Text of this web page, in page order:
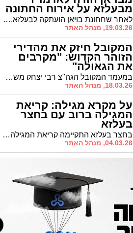
מבעלזא על אירוח החתונה
לאחר שחחונת בויאן הועתקה לבעלזא, עלה האדמו"ר מבויאן למארח, האדמו"ר מבעלזא, והודה על העמדת המתחם לחתונה
19.03.26, מנהל האתר
המקובל חיזק את מהדירי
הזוהר הקדוש: "מקרבים
את הגאולה"
במעמד המקובל הגה"צ רבי יצחק משה ארלנגר שליט"א התקיים כנס חיזוק לרבני ועורכי הזוהר הקדוש של 'עוז והדר': "יש לזרז את השלמת הזוהר הקדוש, שבכך תלויה גאולתנו העתידה"
18.03.26, מנהל האתר
על מקרא מגילה: קריאת
המגילה ברוב עם בחצר
בעלזא
בחצר בעלזא התקיימה קריאת המגילה ברוב עם, על אף המצב הבטחוני. צפוי בגלריה המרהיבה
04.03.26, מנהל האתר